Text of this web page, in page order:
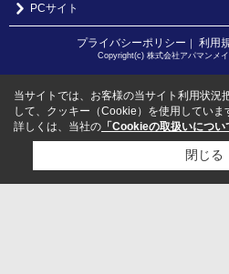
PCサイト
プライバシーポリシー ｜ 利用
Copyright(c) 株式会社アパマンメ
当サイトでは、お客様の当サイト利用状況
して、クッキー（Cookie）を使用していま
詳しくは、当社の 「Cookieの取扱いについ
閉じる